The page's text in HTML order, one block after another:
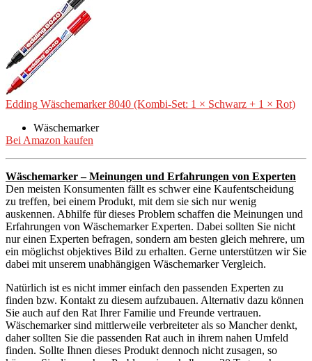
Edding Wäschemarker 8040 (Kombi-Set: 1 × Schwarz + 1 × Rot)
Wäschemarker
Bei Amazon kaufen
Wäschemarker – Meinungen und Erfahrungen von Experten
Den meisten Konsumenten fällt es schwer eine Kaufentscheidung
zu treffen, bei einem Produkt, mit dem sie sich nur wenig
auskennen. Abhilfe für dieses Problem schaffen die Meinungen und
Erfahrungen von Wäschemarker Experten. Dabei sollten Sie nicht
nur einen Experten befragen, sondern am besten gleich mehrere, um
ein möglichst objektives Bild zu erhalten. Gerne unterstützen wir Sie
dabei mit unserem unabhängigen Wäschemarker Vergleich.
Natürlich ist es nicht immer einfach den passenden Experten zu
finden bzw. Kontakt zu diesem aufzubauen. Alternativ dazu können
Sie auch auf den Rat Ihrer Familie und Freunde vertrauen.
Wäschemarker sind mittlerweile verbreiteter als so Mancher denkt,
daher sollten Sie die passenden Rat auch in ihrem nahen Umfeld
finden. Sollte Ihnen dieses Produkt dennoch nicht zusagen, so